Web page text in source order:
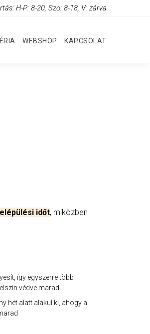
H-P: 8-20, Szo: 8-18, V: zárva
WEBSHOP KAPCSOLAT
időt, miközben
így egyszerre több
védve marad.
hét alatt alakul ki, ahogy a